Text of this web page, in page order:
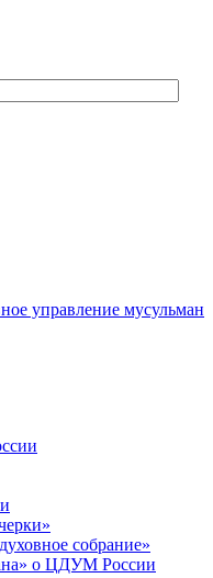
управление мусульман
собрание»
о ЦДУМ России